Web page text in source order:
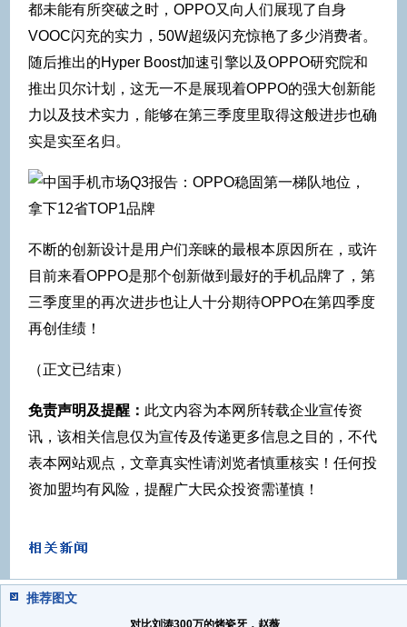
都未能有所突破之时，OPPO又向人们展现了自身
VOOC闪充的实力，50W超级闪充惊艳了多少消费者。
随后推出的Hyper Boost加速引擎以及OPPO研究院和
推出贝尔计划，这无一不是展现着OPPO的强大创新能
力以及技术实力，能够在第三季度里取得这般进步也确
实是实至名归。
不断的创新设计是用户们亲睐的最根本原因所在，或许
目前来看OPPO是那个创新做到最好的手机品牌了，第
三季度里的再次进步也让人十分期待OPPO在第四季度
再创佳绩！
（正文已结束）
免责声明及提醒： 此文内容为本网所转载企业宣传资
讯，该相关信息仅为宣传及传递更多信息之目的，不代
表本网站观点，文章真实性请浏览者慎重核实！任何投
资加盟均有风险，提醒广大民众投资需谨慎！
推荐图文
对比刘涛300万的烤瓷牙，赵薇